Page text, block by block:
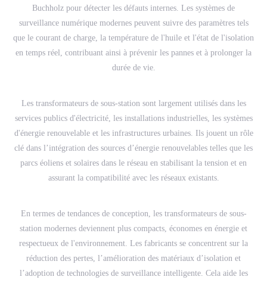
Buchholz pour détecter les défauts internes. Les systèmes de
surveillance numérique modernes peuvent suivre des paramètres tels
que le courant de charge, la température de l'huile et l'état de l'isolation
en temps réel, contribuant ainsi à prévenir les pannes et à prolonger la
durée de vie.
Les transformateurs de sous-station sont largement utilisés dans les
services publics d'électricité, les installations industrielles, les systèmes
d'énergie renouvelable et les infrastructures urbaines. Ils jouent un rôle
clé dans l’intégration des sources d’énergie renouvelables telles que les
parcs éoliens et solaires dans le réseau en stabilisant la tension et en
assurant la compatibilité avec les réseaux existants.
En termes de tendances de conception, les transformateurs de sous-
station modernes deviennent plus compacts, économes en énergie et
respectueux de l'environnement. Les fabricants se concentrent sur la
réduction des pertes, l’amélioration des matériaux d’isolation et
l’adoption de technologies de surveillance intelligente. Cela aide les